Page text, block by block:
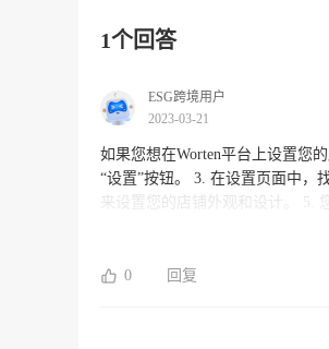
1个回答
ESG跨境用户
2023-03-21
如果您想在Worten平台上设置您的店铺外观和设计，请按
“设置”按钮。 3. 在设置页面中，找到“店铺外观”选项，然后点击它。 4. 在“店铺外观”页面中，您可以选择不同的主题、颜色和字体
来设置您的店铺外观和设计。 5. 您还可以上传您的品牌标识和背景图片来个性化您的店铺。 6. 在完成所有外观和设计设置后，记
0 回复